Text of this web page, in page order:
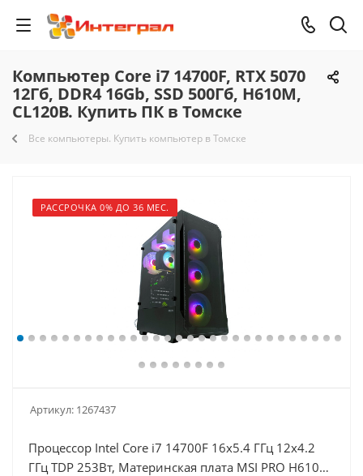
Компьютер Core i7 14700F, RTX 5070
12Гб, DDR4 16Gb, SSD 500Гб, H610M,
CL120B. Купить ПК в Томске
Все компьютеры. Купить компьютер в Томске
РАССРОЧКА 0% ДО 36 МЕС.
Артикул: 1267437
Процессор Intel Core i7 14700F 16x5.4 ГГц 12x4.2
ГГц TDP 253Вт, Материнская плата MSI PRO H610M-